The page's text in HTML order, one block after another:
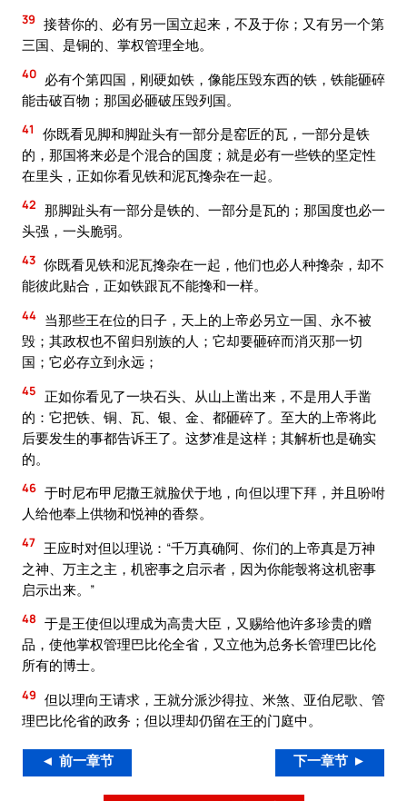
39 接替你的、必有另一国立起来，不及于你；又有另一个第
三国、是铜的、掌权管理全地。
40 必有个第四国，刚硬如铁，像能压毁东西的铁，铁能砸碎
能击破百物；那国必砸破压毁列国。
41
你既看见脚和脚趾头有一部分是窑匠的瓦，一部分是铁
的，那国将来必是个混合的国度；就是必有一些铁的坚定性
在里头，正如你看见铁和泥瓦搀杂在一起。
42 那脚趾头有一部分是铁的、一部分是瓦的；那国度也必一
头强，一头脆弱。
43 你既看见铁和泥瓦搀杂在一起，他们也必人种搀杂，却不
能彼此贴合，正如铁跟瓦不能搀和一样。
44 当那些王在位的日子，天上的上帝必另立一国、永不被
毁；其政权也不留归别族的人；它却要砸碎而消灭那一切
国；它必存立到永远；
45
正如你看见了一块石头、从山上凿出来，不是用人手凿
的：它把铁、铜、瓦、银、金、都砸碎了。至大的上帝将此
后要发生的事都告诉王了。这梦准是这样；其解析也是确实
的。
46 于时尼布甲尼撒王就脸伏于地，向但以理下拜，并且吩咐
人给他奉上供物和悦神的香祭。
47 王应时对但以理说：“千万真确阿、你们的上帝真是万神
之神、万主之主，机密事之启示者，因为你能彀将这机密事
启示出来。”
48 于是王使但以理成为高贵大臣，又赐给他许多珍贵的赠
品，使他掌权管理巴比伦全省，又立他为总务长管理巴比伦
所有的博士。
49 但以理向王请求，王就分派沙得拉、米煞、亚伯尼歌、管
理巴比伦省的政务；但以理却仍留在王的门庭中。
◄ 前一章节 下一章节 ►